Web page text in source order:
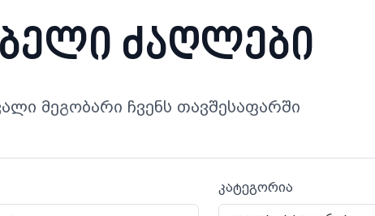
ძაღლები
მეგობარი ჩვენს თავშესაფარში
კატეგორია